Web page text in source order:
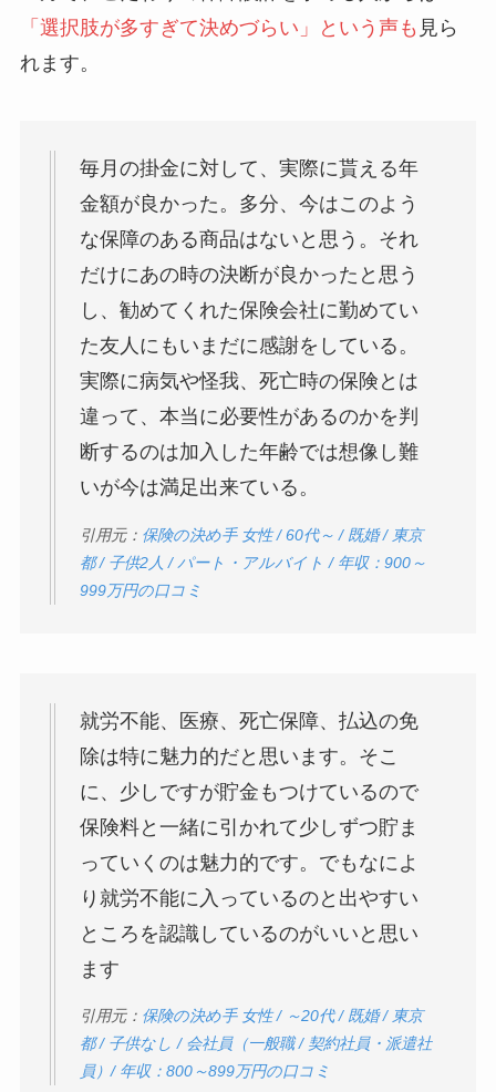
「選択肢が多すぎて決めづらい」という声も 見ら
れます。
毎月の掛金に対して、実際に貰える年
金額が良かった。多分、今はこのよう
な保障のある商品はないと思う。それ
だけにあの時の決断が良かったと思う
し、勧めてくれた保険会社に勤めてい
た友人にもいまだに感謝をしている。
実際に病気や怪我、死亡時の保険とは
違って、本当に必要性があるのかを判
断するのは加入した年齢では想像し難
いが今は満足出来ている。
引用元： 保険の決め手 女性 / 60代～ / 既婚 / 東京
都 / 子供2人 / パート・アルバイト / 年収：900～
999万円の口コミ
就労不能、医療、死亡保障、払込の免
除は特に魅力的だと思います。そこ
に、少しですが貯金もつけているので
保険料と一緒に引かれて少しずつ貯ま
っていくのは魅力的です。でもなによ
り就労不能に入っているのと出やすい
ところを認識しているのがいいと思い
ます
引用元： 保険の決め手 女性 / ～20代 / 既婚 / 東京
都 / 子供なし / 会社員（一般職 / 契約社員・派遣社
員）/ 年収：800～899万円の口コミ